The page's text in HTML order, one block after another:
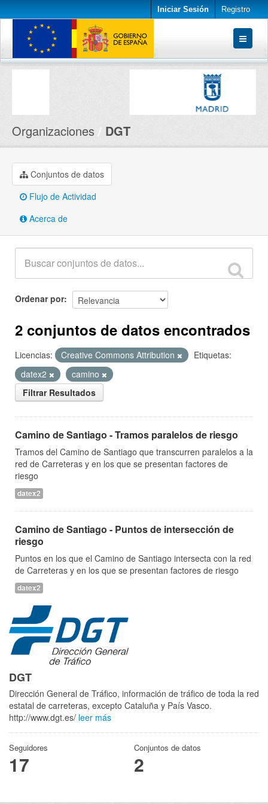
Iniciar Sesión Registro
Conjuntos de datos
Organizaciones DGT
Conjuntos de datos
Flujo de Actividad
Acerca de
Ordenar por
2 conjuntos de datos encontrados
Licencias: Creative Commons Attribution
Etiquetas:
datex2
camino
Filtrar Resultados
Camino de Santiago - Tramos paralelos de riesgo
Tramos del Camino de Santiago que transcurren paralelos a la
red de Carreteras y en los que se presentan factores de
riesgo
datex2
Camino de Santiago - Puntos de intersección de
riesgo
Puntos en los que el Camino de Santiago intersecta con la red
de Carreteras y en los que se presentan factores de riesgo
datex2
DGT
Dirección General de Tráfico, información de tráfico de toda la red
estatal de carreteras, excepto Cataluña y País Vasco.
http://www.dgt.es/ leer más
Seguidores
17
Conjuntos de datos
2